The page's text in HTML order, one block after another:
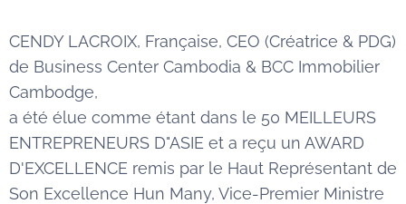
CENDY LACROIX, Française, CEO (Créatrice & PDG)
de Business Center Cambodia & BCC Immobilier
Cambodge,
a été élue comme étant dans le 50 MEILLEURS
ENTREPRENEURS D"ASIE et a reçu un AWARD
D'EXCELLENCE remis par le Haut Représentant de
Son Excellence Hun Many, Vice-Premier Ministre